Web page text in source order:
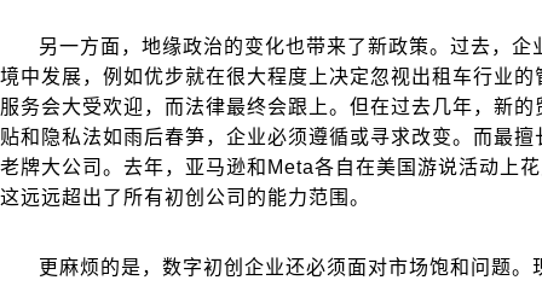
另一方面，地缘政治的变化也带来了新政策。过去，企
境中发展，例如优步就在很大程度上决定忽视出租车行业
服务会大受欢迎，而法律最终会跟上。但在过去几年，新
贴和隐私法如雨后春笋，企业必须遵循或寻求改变。而最
老牌大公司。去年，亚马逊和Meta各自在美国游说活动上
这远远超出了所有初创公司的能力范围。
更麻烦的是，数字初创企业还必须面对市场饱和问题。